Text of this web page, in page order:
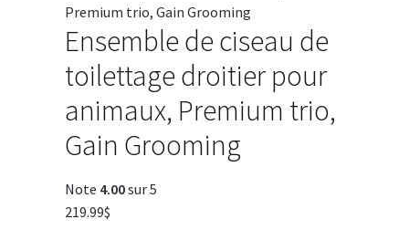
Ensemble de ciseau de
toilettage droitier pour
animaux, Premium trio,
Gain Grooming
Note 4.00sur 5
219.99$